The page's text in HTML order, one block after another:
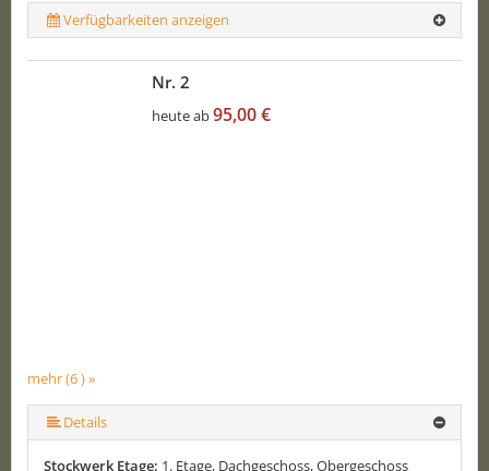
Verfügbarkeiten anzeigen
mehr (6 ) »
mehr (6 ) »
mehr (6 ) »
Nr. 2
heute ab95,00 €
Details
Stockwerk Etage: 1. Etage, Dachgeschoss, Obergeschoss